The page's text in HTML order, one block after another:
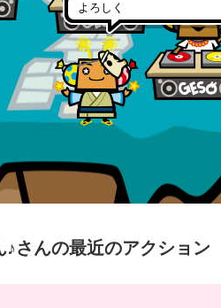
よろしく
♪さんの最近のアクション